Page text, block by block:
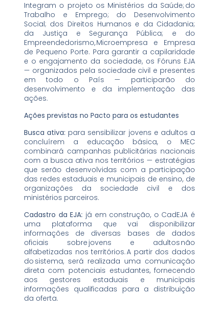
Integram o projeto os Ministérios da Saúde; do
Trabalho e Emprego; do Desenvolvimento
Social; dos Direitos Humanos e da Cidadania;
da Justiça e Segurança Pública; e do
Empreendedorismo, Microempresa e Empresa
de Pequeno Porte. Para garantir a capilaridade
e o engajamento da sociedade, os Fóruns EJA
— organizados pela sociedade civil e presentes
em todo o País — participarão do
desenvolvimento e da implementação das
ações.
Ações previstas no Pacto para os estudantes
Busca ativa: para sensibilizar jovens e adultos a
concluírem a educação básica, o MEC
combinará campanhas publicitárias nacionais
com a busca ativa nos territórios — estratégias
que serão desenvolvidas com a participação
das redes estaduais e municipais de ensino, de
organizações da sociedade civil e dos
ministérios parceiros.
Cadastro da EJA: já em construção, o CadEJA é
uma plataforma que vai disponibilizar
informações de diversas bases de dados
oficiais sobre jovens e adultos não
alfabetizadas nos territórios. A partir dos dados
do sistema, será realizada uma comunicação
direta com potenciais estudantes, fornecendo
aos gestores estaduais e municipais
informações qualificadas para a distribuição
da oferta.